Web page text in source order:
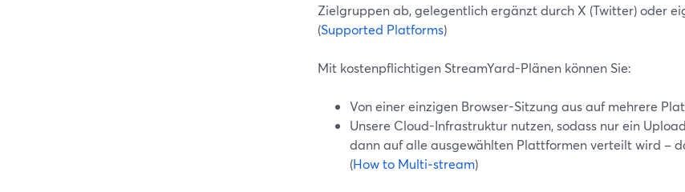
Zielgruppen ab, gelegentlich ergänzt durch X (Twitter) oder
(Supported Platforms)
Mit kostenpflichtigen StreamYard-Plänen können Sie:
Von einer einzigen Browser-Sitzung aus auf mehrere
Unsere Cloud-Infrastruktur nutzen, sodass nur ein
dann auf alle ausgewählten Plattformen verteilt wird –
(How to Multi‑stream)